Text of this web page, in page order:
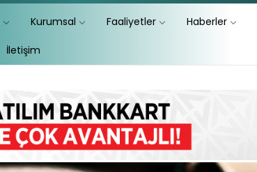
Kurumsal Faaliyetler Haberler
İletişim